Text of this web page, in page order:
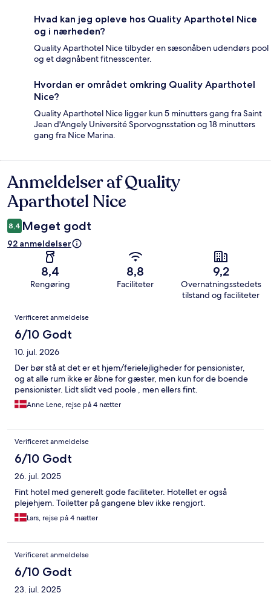
Hvad kan jeg opleve hos Quality Aparthotel Nice
og i nærheden?
Quality Aparthotel Nice tilbyder en sæsonåben udendørs pool
og et døgnåbent fitnesscenter.
Hvordan er området omkring Quality Aparthotel
Nice?
Quality Aparthotel Nice ligger kun 5 minutters gang fra Saint
Jean d'Angely Université Sporvognsstation og 18 minutters
gang fra Nice Marina.
Anmeldelser
Anmeldelser af Quality
Aparthotel Nice
8,4 Meget godt
92 anmeldelser
8,4
Rengøring
8,8
Faciliteter
9,2
Overnatningsstedets
tilstand og faciliteter
Anmeldelser
Verificeret anmeldelse
6/10 Godt
10. jul. 2026
Der bør stå at det er et hjem/ferielejligheder for pensionister,
og at alle rum ikke er åbne for gæster, men kun for de boende
pensionister. Lidt slidt ved poole , men ellers fint.
Anne Lene, rejse på 4 nætter
Verificeret anmeldelse
6/10 Godt
26. jul. 2025
Fint hotel med generelt gode faciliteter. Hotellet er også
plejehjem. Toiletter på gangene blev ikke rengjort.
Lars, rejse på 4 nætter
Verificeret anmeldelse
6/10 Godt
23. jul. 2025